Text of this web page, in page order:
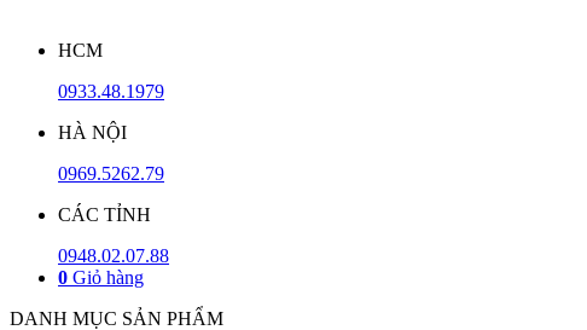
HCM
0933.48.1979
HÀ NỘI
0969.5262.79
CÁC TỈNH
0948.02.07.88
0 Giỏ hàng
DANH MỤC SẢN PHẨM